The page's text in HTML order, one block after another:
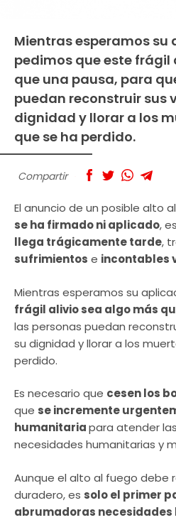
Mientras esperamos su
pedimos que este
que una pausa, para
puedan reconstruir sus
dignidad y llorar a los
que se ha perdido.
Compartir
El anuncio de un posible alto
se ha firmado ni aplicado,
llega trágicamente tarde,
sufrimientos e incontables
Mientras esperamos su
frágil alivio sea algo más
las personas puedan
su dignidad y llorar a los
perdido.
Es necesario que cesen los
que se incremente
humanitariapara atender
necesidades humanitarias y
Aunque el alto al fuego debe
duradero, es solo el primer
abrumadoras